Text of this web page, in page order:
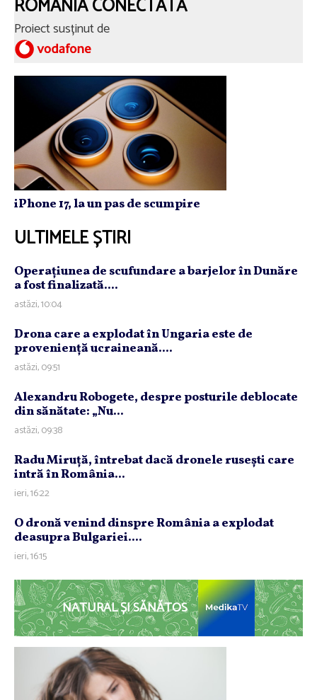
ROMÂNIA CONECTATĂ
Proiect susținut de
iPhone 17, la un pas de scumpire
ULTIMELE ȘTIRI
Operaţiunea de scufundare a barjelor în Dunăre
a fost finalizată....
astăzi, 10:04
Drona care a explodat în Ungaria este de
provenienţă ucraineană....
astăzi, 09:51
Alexandru Robogete, despre posturile deblocate
din sănătate: „Nu...
astăzi, 09:38
Radu Miruţă, întrebat dacă dronele ruseşti care
intră în România...
ieri, 16:22
O dronă venind dinspre România a explodat
deasupra Bulgariei....
ieri, 16:15
NATURAL ȘI SĂNĂTOS